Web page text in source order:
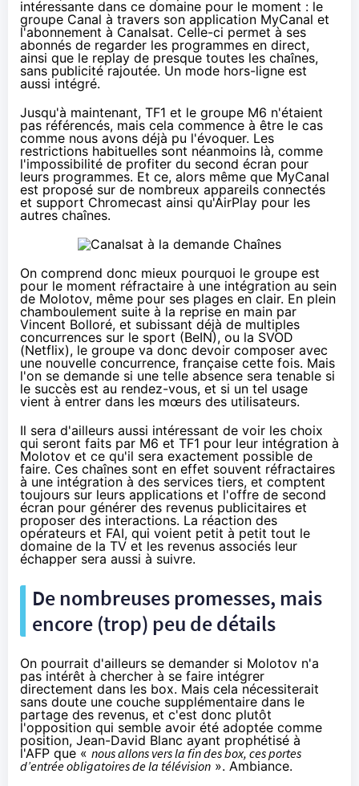
intéressante dans ce domaine pour le moment : le
groupe Canal à travers son application MyCanal et
l'abonnement à Canalsat. Celle-ci permet à ses
abonnés de regarder les programmes en direct,
ainsi que le replay de presque toutes les chaînes,
sans publicité rajoutée. Un mode hors-ligne est
aussi intégré.
Jusqu'à maintenant, TF1 et le groupe M6 n'étaient
pas référencés, mais cela commence à être le cas
comme nous avons déjà pu l'évoquer. Les
restrictions habituelles sont néanmoins là, comme
l'impossibilité de profiter du second écran pour
leurs programmes. Et ce, alors même que MyCanal
est proposé sur de nombreux appareils connectés
et support Chromecast ainsi qu'AirPlay pour les
autres chaînes.
On comprend donc mieux pourquoi le groupe est
pour le moment réfractaire à une intégration au sein
de Molotov, même pour ses plages en clair. En plein
chamboulement suite à la reprise en main par
Vincent Bolloré, et subissant déjà de multiples
concurrences sur le sport (BeIN), ou la SVOD
(Netflix), le groupe va donc devoir composer avec
une nouvelle concurrence, française cette fois. Mais
l'on se demande si une telle absence sera tenable si
le succès est au rendez-vous, et si un tel usage
vient à entrer dans les mœurs des utilisateurs.
Il sera d'ailleurs aussi intéressant de voir les choix
qui seront faits par M6 et TF1 pour leur intégration à
Molotov et ce qu'il sera exactement possible de
faire. Ces chaînes sont en effet souvent réfractaires
à une intégration à des services tiers, et comptent
toujours sur leurs applications et l'offre de second
écran pour générer des revenus publicitaires et
proposer des interactions. La réaction des
opérateurs et FAI, qui voient petit à petit tout le
domaine de la TV et les revenus associés leur
échapper sera aussi à suivre.
De nombreuses promesses, mais
encore (trop) peu de détails
On pourrait d'ailleurs se demander si Molotov n'a
pas intérêt à chercher à se faire intégrer
directement dans les box. Mais cela nécessiterait
sans doute une couche supplémentaire dans le
partage des revenus, et c'est donc plutôt
l'opposition qui semble avoir été adoptée comme
position, Jean-David Blanc ayant prophétisé à
l'AFP que « nous allons vers la fin des box, ces portes
d’entrée obligatoires dela télévision ». Ambiance.